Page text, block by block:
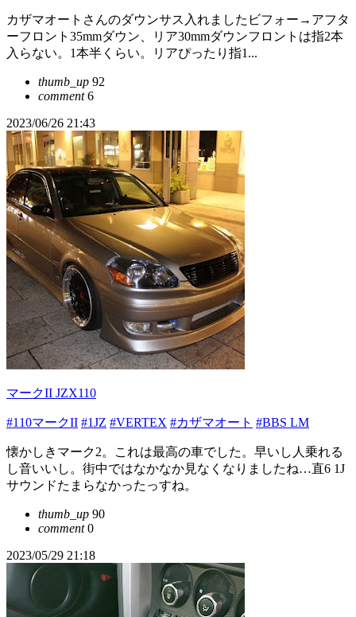
カザマオートさんのダウンサス入れましたビフォー→アフタ
ーフロント35mmダウン、リア30mmダウンフロントは指2本
入らない。1本半くらい。リアぴったり指1...
thumb_up 92
comment6
2023/06/26 21:43
マークII JZX110
#110マークII #1JZ #VERTEX #カザマオート #BBS LM
懐かしきマーク2。これは最高の車でした。早いし人乗れる
し音いいし。街中ではなかなか見なくなりましたね…直6 1J
サウンドたまらなかったっすね。
thumb_up 90
comment0
2023/05/29 21:18